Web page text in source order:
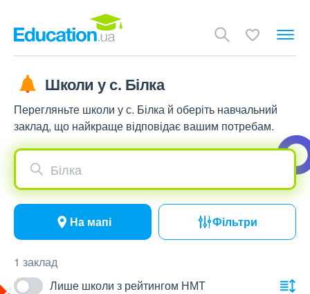
Школи у с. Білка
Перегляньте школи у с. Білка й оберіть навчальний
заклад, що найкраще відповідає вашим потребам.
Білка
На мапі Фільтри
1 заклад
Лише школи з рейтингом НМТ